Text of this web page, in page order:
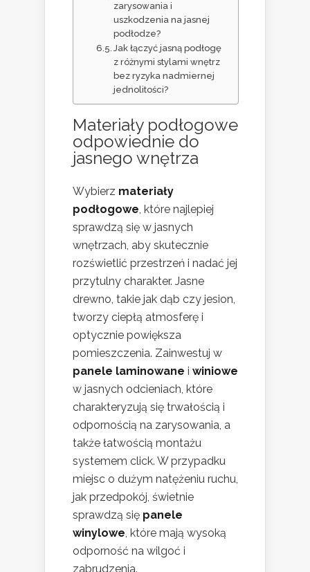
zarysowania i
uszkodzenia na jasnej
podłodze?
Jak łączyć jasną podłogę
z różnymi stylami wnętrz
bez ryzyka nadmiernej
jednolitości?
Materiały podłogowe
odpowiednie do
jasnego wnętrza
Wybierz materiały
podłogowe, które najlepiej
sprawdzą się w jasnych
wnętrzach, aby skutecznie
rozświetlić przestrzeń i nadać jej
przytulny charakter. Jasne
drewno, takie jak dąb czy jesion,
tworzy ciepłą atmosferę i
optycznie powiększa
pomieszczenia. Zainwestuj w
panele laminowane i winiowe
w jasnych odcieniach, które
charakteryzują się trwałością i
odpornością na zarysowania, a
także łatwością montażu
systemem click. W przypadku
miejsc o dużym natężeniu ruchu,
jak przedpokój, świetnie
sprawdzą się panele
winylowe, które mają wysoką
odporność na wilgoć i
zabrudzenia.